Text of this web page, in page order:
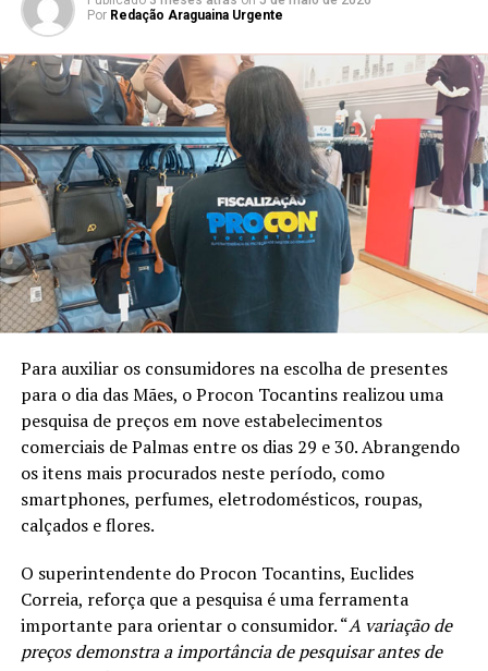
Por Redação Araguaina Urgente
Para auxiliar os consumidores na escolha de presentes
para o dia das Mães, o Procon Tocantins realizou uma
pesquisa de preços em nove estabelecimentos
comerciais de Palmas entre os dias 29 e 30. Abrangendo
os itens mais procurados neste período, como
smartphones, perfumes, eletrodomésticos, roupas,
calçados e flores.
O superintendente do Procon Tocantins, Euclides
Correia, reforça que a pesquisa é uma ferramenta
importante para orientar o consumidor. “A variação de
preços demonstra a importância de pesquisar antes de